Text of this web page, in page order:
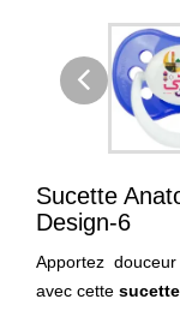
Sucette
Design-6
Apportez
avec cette